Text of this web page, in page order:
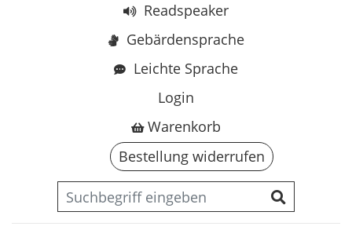
Readspeaker
Gebärdensprache
Leichte Sprache
Login
Warenkorb
Bestellung widerrufen